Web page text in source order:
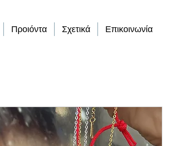
Προιόντα Σχετικά Επικοινωνία